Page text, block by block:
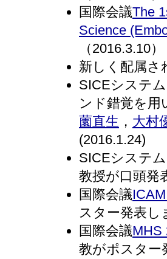
国際会議The
Science
（2016.3.10）
新しく配属さ
SICEシステ
ンド錯覚を用
薗直生 ， 大村
(2016.1.24)
SICEシステ
教授が口頭発
国際会議
スター発表し
国際会議MHS
教がポスター